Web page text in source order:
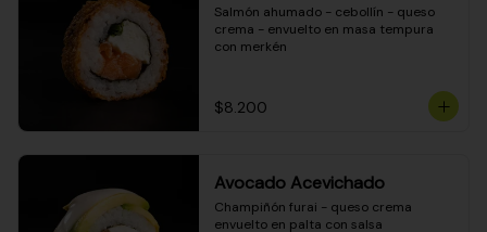
Salmón ahumado - cebollín - queso
crema - envuelto en masa tempura
con merkén
$8.200
Avocado Acevichado
Champiñón furai - queso crema
envuelto en palta con salsa